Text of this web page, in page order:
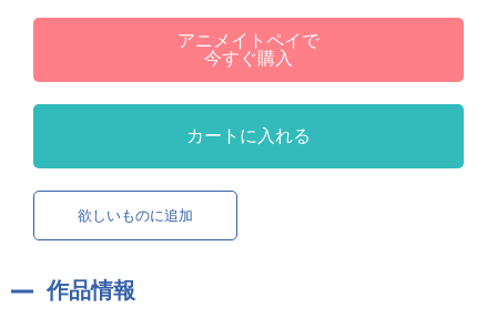
アニメイトペイで
今すぐ購入
カートに入れる
欲しいものに追加
作品情報